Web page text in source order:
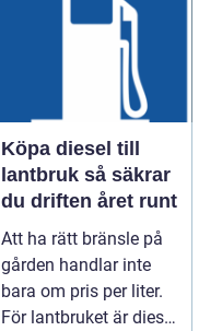
Köpa diesel till
lantbruk så säkrar
du driften året runt
Att ha rätt bränsle på
gården handlar inte
bara om pris per liter.
För lantbruket är diesel